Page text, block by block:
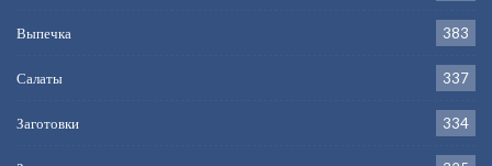
Выпечка 383
Салаты 337
Заготовки 334